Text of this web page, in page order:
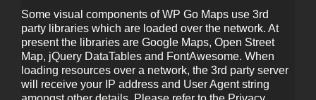
Some visual components of WP Go Maps use 3rd
party libraries which are loaded over the network. At
present the libraries are Google Maps, Open Street
Map, jQuery DataTables and FontAwesome. When
loading resources over a network, the 3rd party server
will receive your IP address and User Agent string